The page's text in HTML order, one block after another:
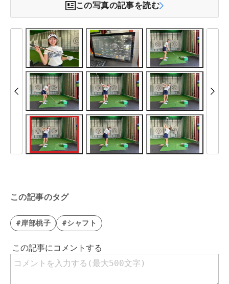
この写真の記事を読む
この記事のタグ
#岸部桃子 #シャフト